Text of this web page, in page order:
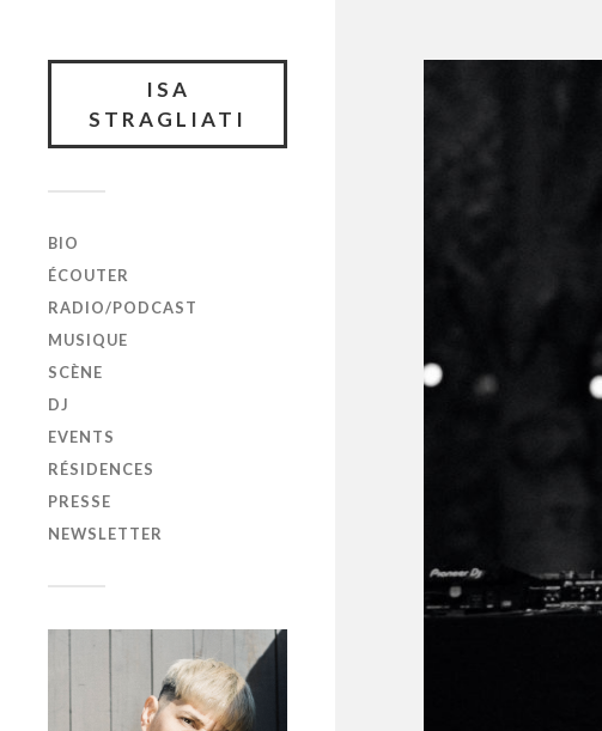
ISA
STRAGLIATI
BIO
ÉCOUTER
RADIO/PODCAST
MUSIQUE
SCÈNE
DJ
EVENTS
RÉSIDENCES
PRESSE
NEWSLETTER